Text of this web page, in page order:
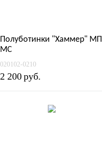
Полуботинки "Хаммер" МП
МС
020102-0210
2 200руб.